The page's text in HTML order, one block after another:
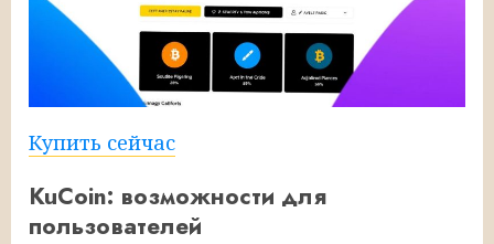
Купить сейчас
KuCoin: возможности для
пользователей